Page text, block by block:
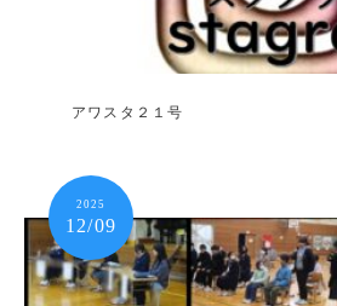
アワスタ２１号
2025
12/09